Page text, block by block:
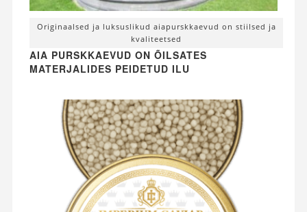
Originaalsed ja luksuslikud aiapurskkaevud on stiilsed ja
kvaliteetsed
AIA PURSKKAEVUD ON ÕILSATES
MATERJALIDES PEIDETUD ILU